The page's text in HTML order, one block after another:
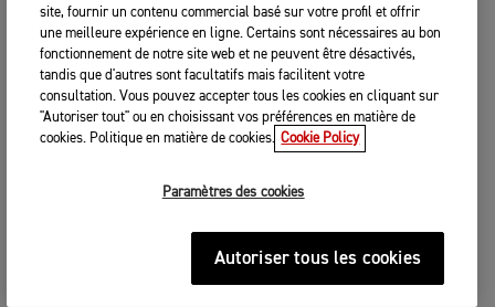
site, fournir un contenu commercial basé sur votre profil et offrir
une meilleure expérience en ligne. Certains sont nécessaires au bon
fonctionnement de notre site web et ne peuvent être désactivés,
tandis que d'autres sont facultatifs mais facilitent votre
consultation. Vous pouvez accepter tous les cookies en cliquant sur
"Autoriser tout" ou en choisissant vos préférences en matière de
cookies. Politique en matière de cookies. Cookie Policy
Paramètres des cookies
Autoriser tous les cookies